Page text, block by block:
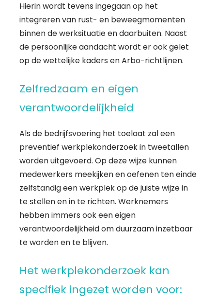
Hierin wordt tevens ingegaan op het
integreren van rust- en beweegmomenten
binnen de werksituatie en daarbuiten. Naast
de persoonlijke aandacht wordt er ook gelet
op de wettelijke kaders en Arbo-richtlijnen.
Zelfredzaam en eigen
verantwoordelijkheid
Als de bedrijfsvoering het toelaat zal een
preventief werkplekonderzoek in tweetallen
worden uitgevoerd. Op deze wijze kunnen
medewerkers meekijken en oefenen ten einde
zelfstandig een werkplek op de juiste wijze in
te stellen en in te richten. Werknemers
hebben immers ook een eigen
verantwoordelijkheid om duurzaam inzetbaar
te worden en te blijven.
Het werkplekonderzoek kan
specifiek ingezet worden voor: